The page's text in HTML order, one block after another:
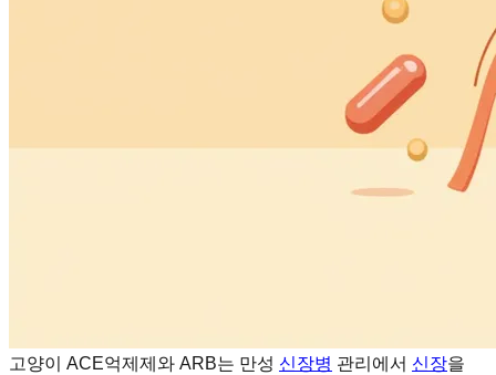
고양이 ACE억제제와 ARB는 만성 신장병 관리에서 신장을